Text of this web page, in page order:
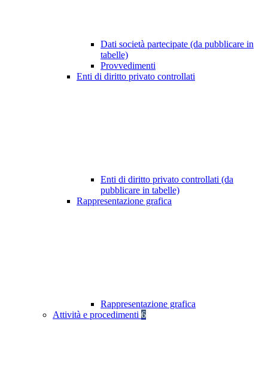
Dati società partecipate (da pubblicare in
tabelle)
Provvedimenti
Enti di diritto privato controllati
Enti di diritto privato controllati (da
pubblicare in tabelle)
Rappresentazione grafica
Rappresentazione grafica
Attività e procedimenti 6